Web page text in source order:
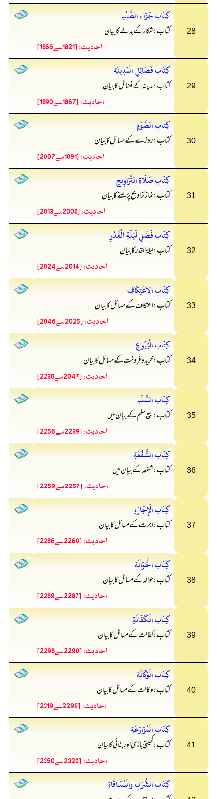
28
كِتَاب جَزَاءِ الصَّيْدِ
کتاب: شکار کے بدلے کا بیان
احادیث: [1821سے1866]
29
كِتَاب فَضَائِلِ الْمَدِينَةِ
کتاب: مدینہ کے فضائل کا بیان
احادیث: [1867سے1890]
30
كِتَاب الصَّوْمِ
کتاب: روزے کے مسائل کا بیان
احادیث: [1891سے2007]
31
كِتَاب صَلَاةِ التَّرَاوِيحِ
کتاب: نماز تراویح پڑھنے کا بیان
احادیث: [2008سے2013]
32
كِتَاب فَضْلِ لَيْلَةِ الْقَدْرِ
کتاب: لیلۃ القدر کا بیان
احادیث: [2014سے2024]
33
كِتَاب الِاعْتِكَافِ
کتاب: اعتکاف کے مسائل کا بیان
احادیث: [2025سے2046]
34
كِتَاب الْبُيُوعِ
کتاب: خرید و فروخت کے مسائل کا بیان
احادیث: [2047سے2238]
35
كِتَاب السَّلَمِ
کتاب: بیع سلم کے بیان میں
احادیث: [2239سے2256]
36
كِتَاب الشُّفْعَةِ
کتاب: شفعہ کے بیان میں
احادیث: [2257سے2259]
37
كِتَاب الْإِجَارَةِ
کتاب: اجرت کے مسائل کا بیان
احادیث: [2260سے2286]
38
كِتَاب الْحَوَالَة
کتاب: حوالہ کے مسائل کا بیان
احادیث: [2287سے2289]
39
كِتَاب الْكَفَالَةِ
کتاب: کفالت کے مسائل کا بیان
احادیث: [2290سے2298]
40
كِتَاب الْوَكَالَةِ
کتاب: وکالت کے مسائل کا بیان
احادیث: [2299سے2319]
41
كِتَاب الْمُزَارَعَةِ
کتاب: کھیتی باڑی اور بٹائی کا بیان
احادیث: [2320سے2350]
كِتَاب الشُّرْبِ والْمُسَاقَاةِ